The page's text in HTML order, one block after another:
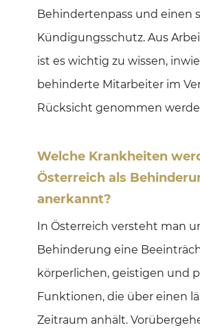
Behindertenpass und einen
Kündigungsschutz. Aus
ist es wichtig zu wissen,
behinderte Mitarbeiter im
Rücksicht genommen
Welche Krankheiten
Österreich als
anerkannt?
In Österreich versteht man
Behinderung eine
körperlichen, geistigen und
Funktionen, die über einen
Zeitraum anhält.